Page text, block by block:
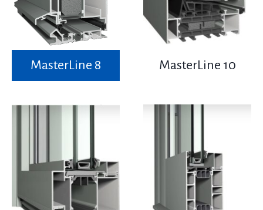
MasterLine 8 MasterLine 10